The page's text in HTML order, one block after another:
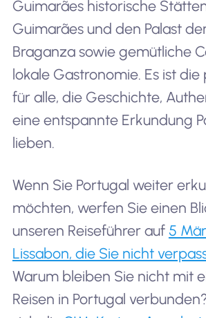
Guimarães historische
Guimarães und den Palast
Braganza sowie gemütliche
lokale Gastronomie. Es ist
für alle, die Geschichte,
eine entspannte Erkundung
lieben.
Wenn Sie Portugal weiter
möchten, werfen Sie einen
unseren Reiseführer auf 5
Lissabon, die Sie nicht
Warum bleiben Sie nicht mit
Reisen in Portugal